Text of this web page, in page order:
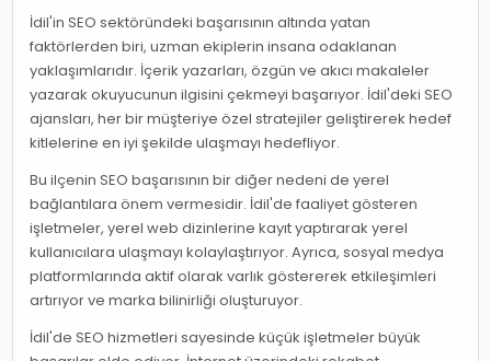
İdil'in SEO sektöründeki başarısının altında yatan
faktörlerden biri, uzman ekiplerin insana odaklanan
yaklaşımlarıdır. İçerik yazarları, özgün ve akıcı makaleler
yazarak okuyucunun ilgisini çekmeyi başarıyor. İdil'deki SEO
ajansları, her bir müşteriye özel stratejiler geliştirerek hedef
kitlelerine en iyi şekilde ulaşmayı hedefliyor.
Bu ilçenin SEO başarısının bir diğer nedeni de yerel
bağlantılara önem vermesidir. İdil'de faaliyet gösteren
işletmeler, yerel web dizinlerine kayıt yaptırarak yerel
kullanıcılara ulaşmayı kolaylaştırıyor. Ayrıca, sosyal medya
platformlarında aktif olarak varlık göstererek etkileşimleri
artırıyor ve marka bilinirliği oluşturuyor.
İdil'de SEO hizmetleri sayesinde küçük işletmeler büyük